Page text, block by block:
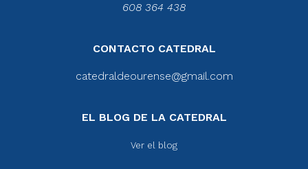
608 364 438
CONTACTO CATEDRAL
catedraldeourense@gmail.com
EL BLOG DE LA CATEDRAL
Ver el blog